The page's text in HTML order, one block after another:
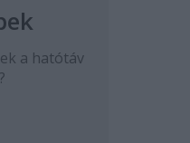
a hatótáv